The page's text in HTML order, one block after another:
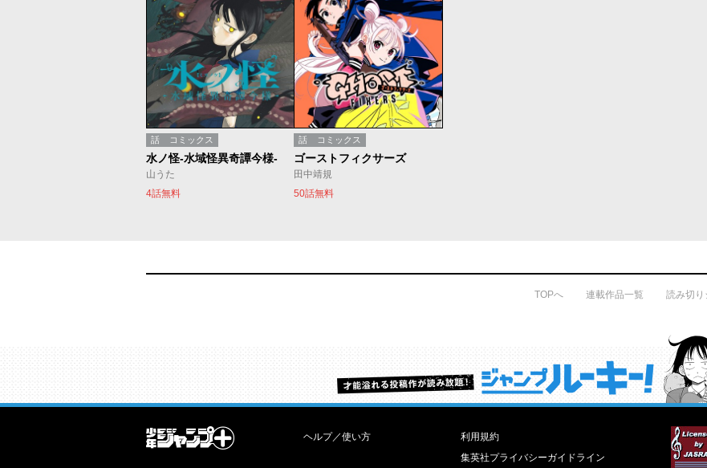
話 コミックス
水ノ怪-水域怪異奇譚今様-
山うた
4話無料
話 コミックス
ゴーストフィクサーズ
田中靖規
50話無料
TOPへ 連載作品一覧 読み切り
才能溢れる投稿作が読み放題！ ジャンプルーキー！
ヘルプ／使い方
利用規約
集英社プライバシーガイドライン